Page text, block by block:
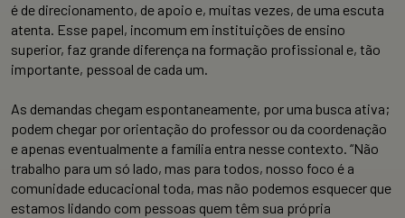
é de direcionamento, de apoio e, muitas vezes, de uma escuta
atenta. Esse papel, incomum em instituições de ensino
superior, faz grande diferença na formação profissional e, tão
importante, pessoal de cada um.
As demandas chegam espontaneamente, por uma busca ativa;
podem chegar por orientação do professor ou da coordenação
e apenas eventualmente a família entra nesse contexto. “Não
trabalho para um só lado, mas para todos, nosso foco é a
comunidade educacional toda, mas não podemos esquecer que
estamos lidando com pessoas quem têm sua própria